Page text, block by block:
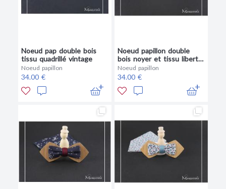
Noeud pap double bois
tissu quadrillé vintage
Noeud papillon
34.00 €
Noeud papillon double
bois noyer et tissu liberty
taupe beige
Noeud papillon
34.00 €